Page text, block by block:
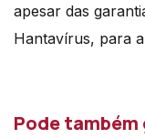
apesar das
Hantavírus, para
Pode